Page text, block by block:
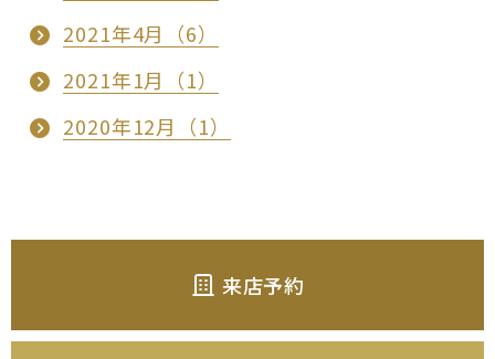
2021年4月（6）
2021年1月（1）
2020年12月（1）
来店予約